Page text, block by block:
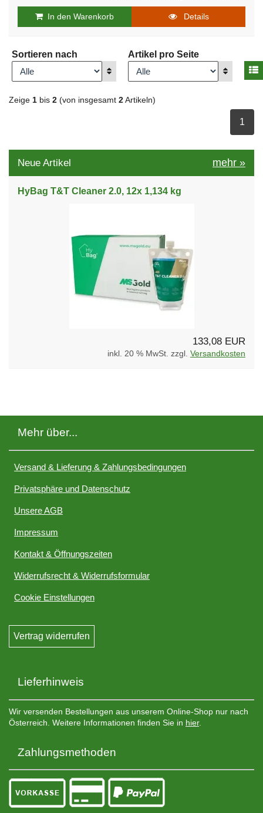
In den Warenkorb Details
Sortieren nach
Anzeigen
Artikel pro Seite
Anzeigen
Zeige 1 bis 2 (von insgesamt 2 Artikeln)
1
Neue Artikel mehr »
HyBag T&T Cleaner 2.0, 12x 1,134 kg
133,08 EUR
inkl. 20 % MwSt. zzgl. Versandkosten
Mehr über...
Versand & Lieferung & Zahlungsbedingungen
Privatsphäre und Datenschutz
Unsere AGB
Impressum
Kontakt & Öffnungszeiten
Widerrufsrecht & Widerrufsformular
Cookie Einstellungen
Vertrag widerrufen
Lieferhinweis
Wir versenden Bestellungen aus unserem Online-Shop nur nach
Österreich. Weitere Informationen finden Sie in hier.
Zahlungsmethoden